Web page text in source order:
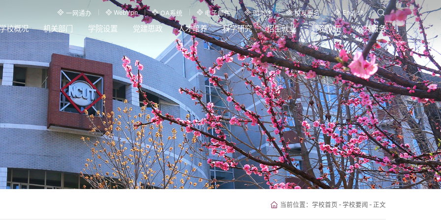
一网通办 WebVpn OA系统 电子邮件 图书馆 校友服务 English
校概况 机关部门 学院设置 党建思政 人才培养 科学研究 招生就业 师资队伍 公共服务
当前位置： 学校首页 - 学校要闻 - 正文